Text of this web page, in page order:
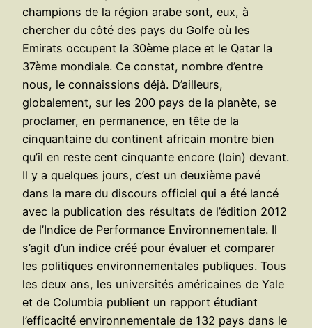
champions de la région arabe sont, eux, à
chercher du côté des pays du Golfe où les
Emirats occupent la 30ème place et le Qatar la
37ème mondiale. Ce constat, nombre d’entre
nous, le connaissions déjà. D’ailleurs,
globalement, sur les 200 pays de la planète, se
proclamer, en permanence, en tête de la
cinquantaine du continent africain montre bien
qu’il en reste cent cinquante encore (loin) devant.
Il y a quelques jours, c’est un deuxième pavé
dans la mare du discours officiel qui a été lancé
avec la publication des résultats de l’édition 2012
de l’Indice de Performance Environnementale. Il
s’agit d’un indice créé pour évaluer et comparer
les politiques environnementales publiques. Tous
les deux ans, les universités américaines de Yale
et de Columbia publient un rapport étudiant
l’efficacité environnementale de 132 pays dans le